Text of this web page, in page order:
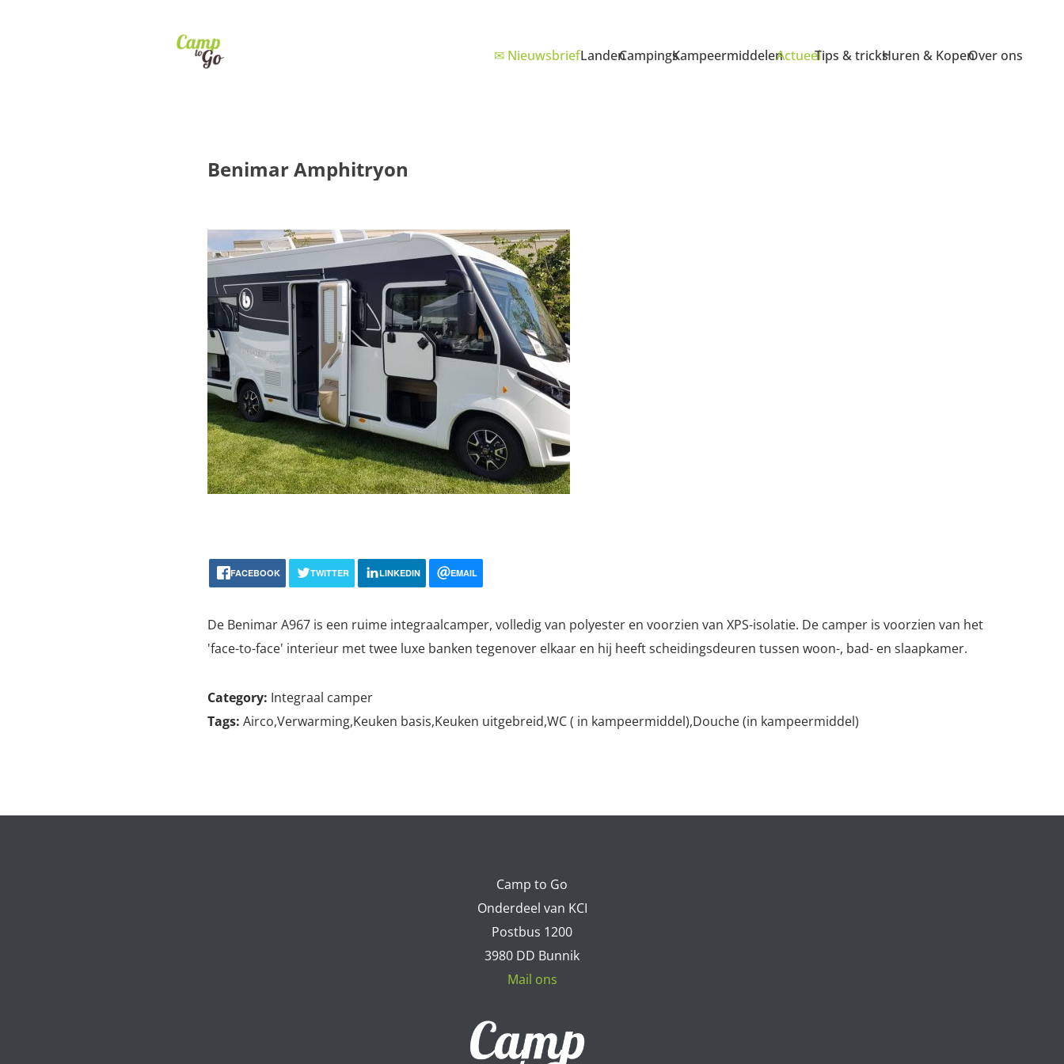
✉ NieuwsbriefLandenCampingsKampeermiddelenActueelTips & tricksHuren & KopenOver ons
Benimar Amphitryon
FACEBOOK TWITTER LINKEDIN EMAIL
De Benimar A967 is een ruime integraalcamper, volledig van polyester en voorzien van XPS-isolatie. De camper is voorzien van het
'face-to-face' interieur met twee luxe banken tegenover elkaar en hij heeft scheidingsdeuren tussen woon-, bad- en slaapkamer.
Category: Integraal camper
Tags: Airco,Verwarming,Keuken basis,Keuken uitgebreid,WC ( in kampeermiddel),Douche (in kampeermiddel)
Camp to Go
Onderdeel van KCI
Postbus 1200
3980 DD Bunnik
Mail ons